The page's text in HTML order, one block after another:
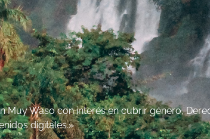
Muy Waso con interés en cubrir género,
digitales.»